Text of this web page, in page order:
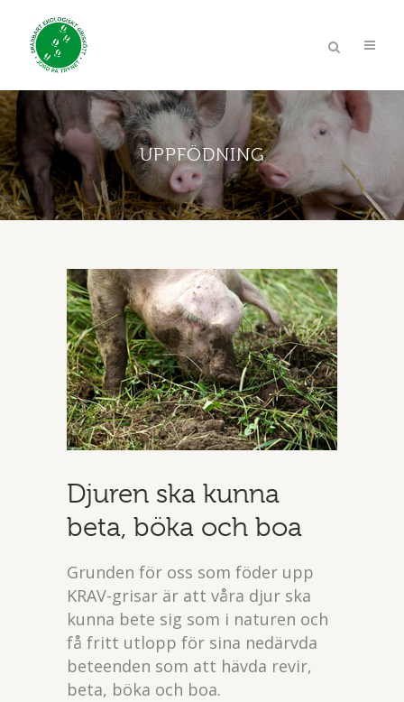
UPPFÖDNING
Djuren ska kunna
beta, böka och boa
Grunden för oss som föder upp
KRAV-grisar är att våra djur ska
kunna bete sig som i naturen och
få fritt utlopp för sina nedärvda
beteenden som att hävda revir,
beta, böka och boa.